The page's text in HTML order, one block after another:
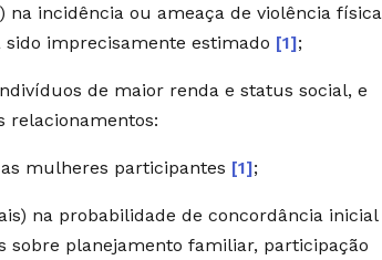
na incidência ou ameaça de violência física
imprecisamente estimado [1];
de maior renda e status social, e
relacionamentos:
mulheres participantes [1];
na probabilidade de concordância inicial
sobre planejamento familiar, participação